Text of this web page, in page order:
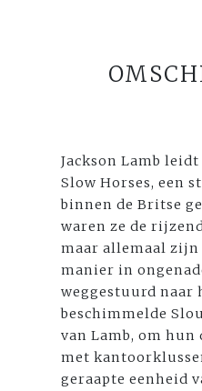
Jackson Lamb
Slow Horses, een
binnen de Britse
waren ze de
maar allemaal zijn
manier in
weggestuurd naar
beschimmelde
van Lamb, om
met
geraapte eenheid